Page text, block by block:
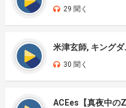
29 聞く
米津玄師, キング
30 聞く
ACEes【真夜中の